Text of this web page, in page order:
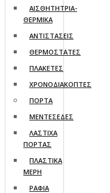
ΑΙΣΘΗΤΗΤΡΙΑ-
ΘΕΡΜΙΚΑ
ΑΝΤΙΣΤΑΣΕΙΣ
ΘΕΡΜΟΣΤΑΤΕΣ
ΠΛΑΚΕΤΕΣ
ΧΡΟΝΟΔΙΑΚΟΠΤΕΣ
ΠΟΡΤΑ
ΜΕΝΤΕΣΕΔΕΣ
ΛΑΣΤΙΧΑ
ΠΟΡΤΑΣ
ΠΛΑΣΤΙΚΑ
ΜΕΡΗ
ΡΑΦΙΑ